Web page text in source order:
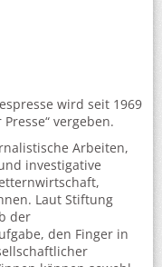
wird seit 1969
vergeben.
Arbeiten,
investigative
Laut Stiftung
der
den Finger in